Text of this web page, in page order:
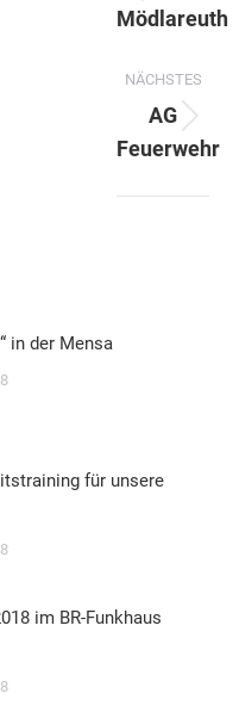
Beitrag:
Mödlareuth
NÄCHSTES
Nächster
Beitrag:
AG
Feuerwehr
in der Mensa
für unsere
im BR-Funkhaus